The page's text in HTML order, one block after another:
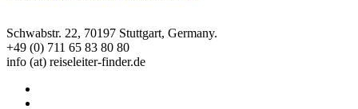
Schwabstr. 22, 70197 Stuttgart, Germany.
+49 (0) 711 65 83 80 80
info (at) reiseleiter-finder.de